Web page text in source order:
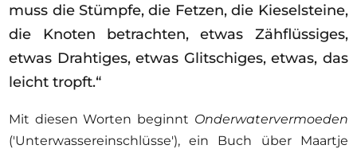
Über uns
Spenden
Help
muss die Stümpfe, die Fetzen, die Kieselsteine,
die Knoten betrachten, etwas Zähflüssiges,
etwas Drahtiges, etwas Glitschiges, etwas, das
leicht tropft.“
Mit diesen Worten beginnt Onderwatervermoeden
('Unterwassereinschlüsse'), ein Buch über Maartje